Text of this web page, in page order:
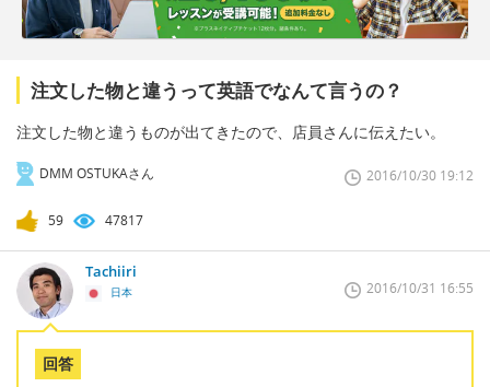
注文した物と違うって英語でなんて言うの？
注文した物と違うものが出てきたので、店員さんに伝えたい。
DMM OSTUKAさん 2016/10/30 19:12
59 47817
Tachiiri
日本 2016/10/31 16:55
回答